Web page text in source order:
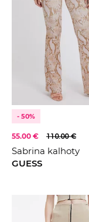
- 50%
55.00 € 110.00 €
Sabrina kalhoty
GUESS